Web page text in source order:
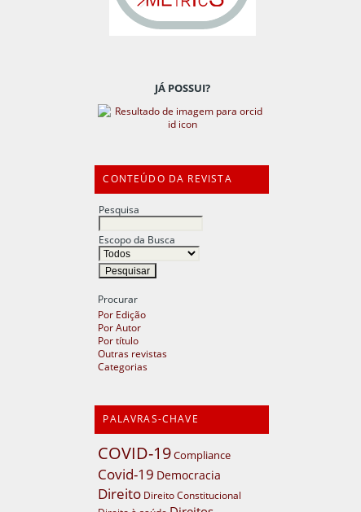
JÁ POSSUI?
CONTEÚDO DA REVISTA
Pesquisa
Escopo da Busca
Procurar
Por Edição
Por Autor
Por título
Outras revistas
Categorias
PALAVRAS-CHAVE
COVID-19Compliance
Covid-19 Democracia
Direito Direito Constitucional